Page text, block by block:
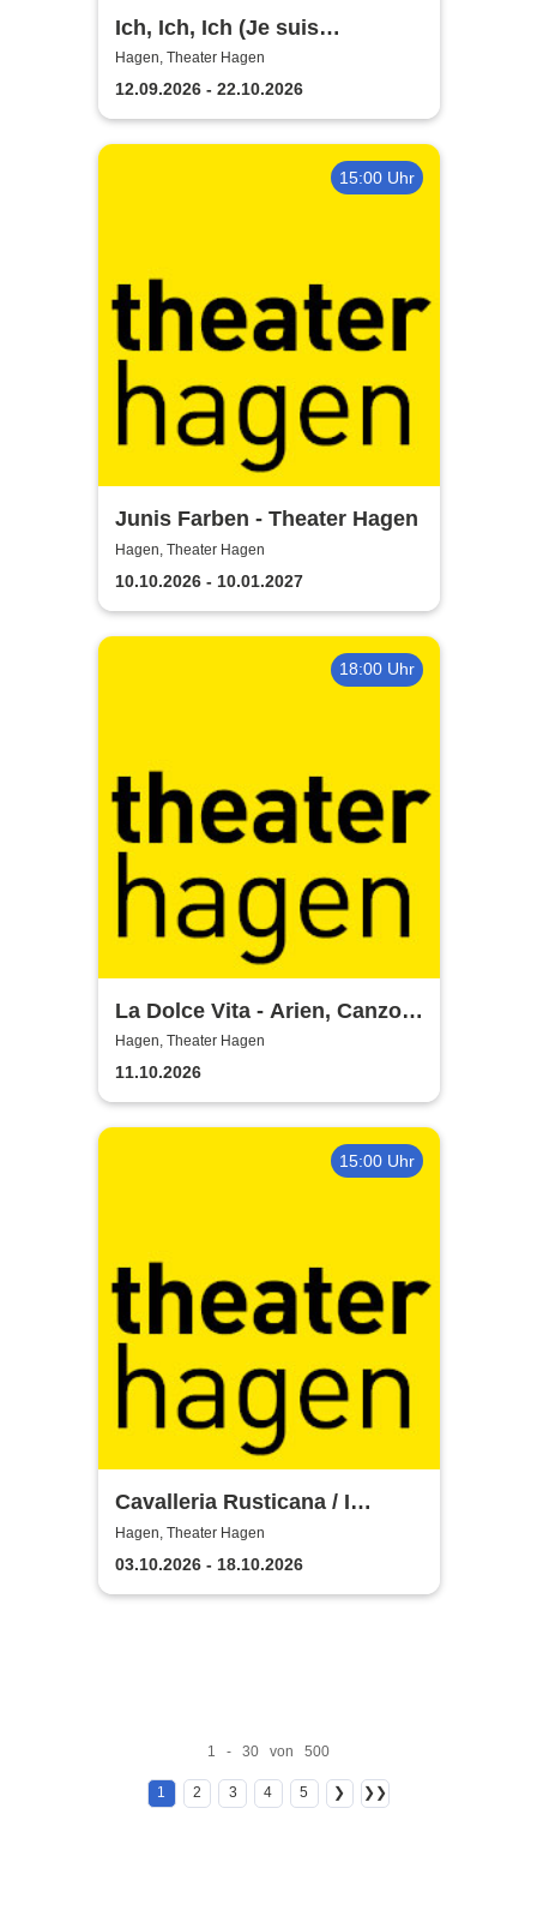
Ich, Ich, Ich (Je suis
narcissiste) - Theater Hagen
Hagen, Theater Hagen
12.09.2026 - 22.10.2026
15:00 Uhr
Junis Farben - Theater Hagen
Hagen, Theater Hagen
10.10.2026 - 10.01.2027
18:00 Uhr
La Dolce Vita - Arien, Canzoni
und Italo-Pop
Hagen, Theater Hagen
11.10.2026
15:00 Uhr
Cavalleria Rusticana / I
Pagliacci - Theater Hagen
Hagen, Theater Hagen
03.10.2026 - 18.10.2026
1 - 30 von 500
1 2 3 4 5 ❯ ❯❯